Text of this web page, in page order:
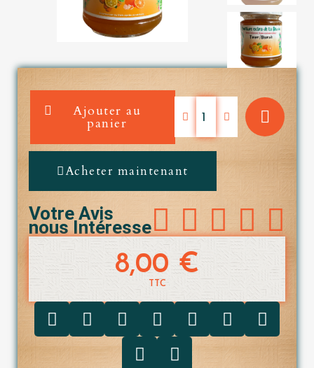
Ajouter au
panier
Acheter maintenant
Votre Avis
nous Intéresse    
8,00 €
TTC